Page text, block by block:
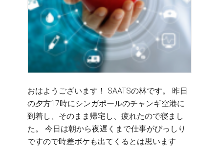
おはようございます！ SAATSの林です。 昨日
の夕方17時にシンガポールのチャンギ空港に
到着し、そのまま帰宅し、疲れたので寝まし
た。 今日は朝から夜遅くまで仕事がびっしり
ですので時差ボケも出てくるとは思います